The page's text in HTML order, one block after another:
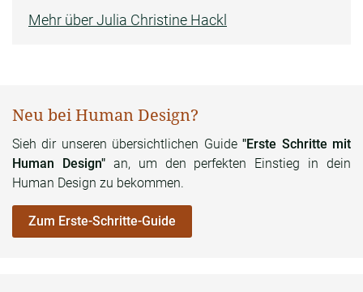
Mehr über Julia Christine Hackl
Neu bei Human Design?
Sieh dir unseren übersichtlichen Guide"Erste Schritte mit
Human Design"an, um den perfekten Einstieg in dein
Human Design zu bekommen.
Zum Erste-Schritte-Guide